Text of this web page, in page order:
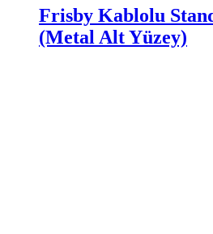
Frisby Kablolu
(Metal Alt Yüzey)